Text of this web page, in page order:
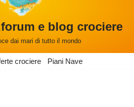
e blog crociere
dai mari di tutto il mondo
crociere Piani Nave